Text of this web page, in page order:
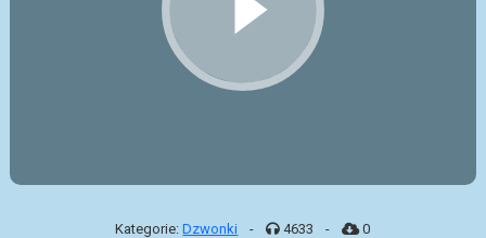
Kategorie:Dzwonki - 4633 - 0